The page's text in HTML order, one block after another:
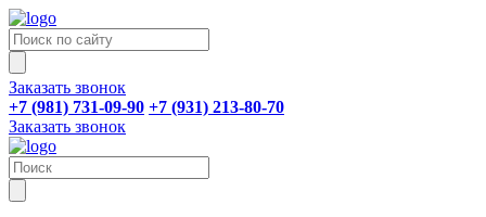
Заказать звонок
+7 (981) 731-09-90 +7 (931) 213-80-70
Заказать звонок